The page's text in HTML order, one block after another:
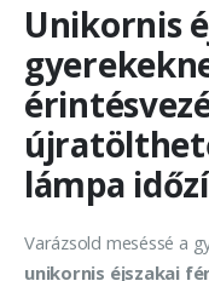
Unikornis
lámpa
Varázsold meséssé a
unikornis éjszakai